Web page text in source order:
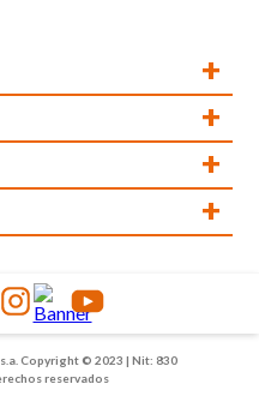
+
+
+
+
Copyright © 2023 | Nit: 830
reservados